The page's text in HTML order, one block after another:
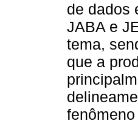
de dados
JABA e
tema,
que a